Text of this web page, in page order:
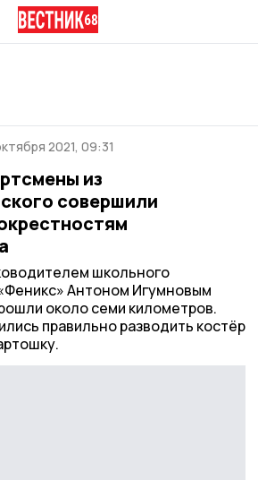
2021, 09:31
из
совершили
школьного
Антоном Игумновым
около семи километров.
правильно разводить костёр